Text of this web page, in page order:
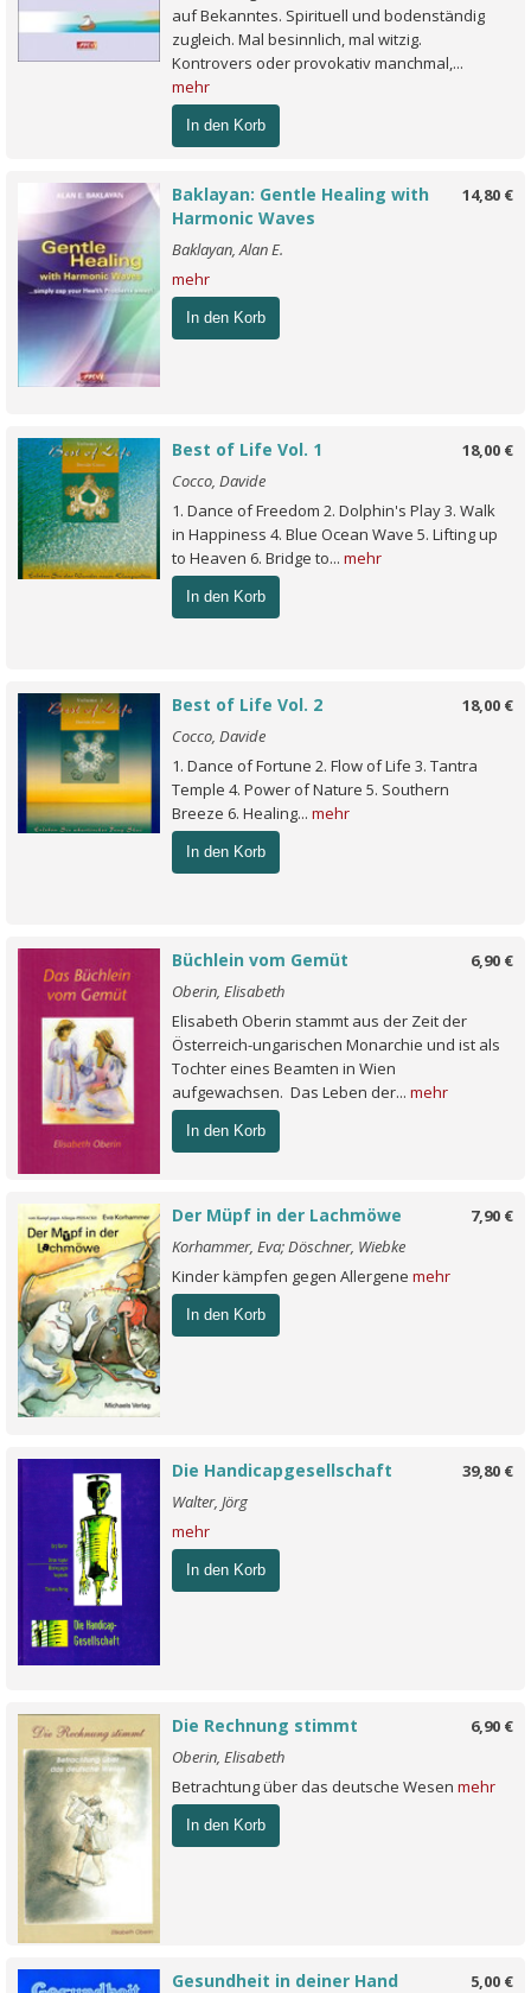
auf Bekanntes. Spirituell und bodenständig
zugleich. Mal besinnlich, mal witzig.
Kontrovers oder provokativ manchmal,...
mehr
In den Korb
14,80 €
Baklayan: Gentle Healing with
Harmonic Waves
Baklayan, Alan E.
mehr
In den Korb
18,00 €
Best of Life Vol. 1
Cocco, Davide
1. Dance of Freedom 2. Dolphin's Play 3. Walk
in Happiness 4. Blue Ocean Wave 5. Lifting up
to Heaven 6. Bridge to... mehr
In den Korb
18,00 €
Best of Life Vol. 2
Cocco, Davide
1. Dance of Fortune 2. Flow of Life 3. Tantra
Temple 4. Power of Nature 5. Southern
Breeze 6. Healing... mehr
In den Korb
6,90 €
Büchlein vom Gemüt
Oberin, Elisabeth
Elisabeth Oberin stammt aus der Zeit der
Österreich-ungarischen Monarchie und ist als
Tochter eines Beamten in Wien
aufgewachsen. Das Leben der... mehr
In den Korb
7,90 €
Der Müpf in der Lachmöwe
Korhammer, Eva; Döschner, Wiebke
Kinder kämpfen gegen Allergene mehr
In den Korb
39,80 €
Die Handicapgesellschaft
Walter, Jörg
mehr
In den Korb
6,90 €
Die Rechnung stimmt
Oberin, Elisabeth
Betrachtung über das deutsche Wesen mehr
In den Korb
5,00 €
Gesundheit in deiner Hand